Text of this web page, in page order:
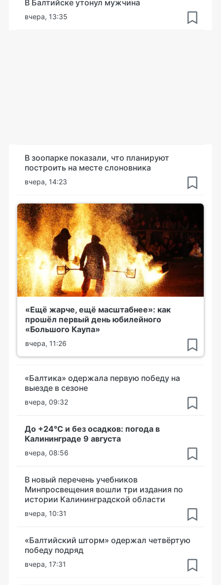
В Балтийске утонул мужчина
вчера, 13:35
В зоопарке показали, что планируют
построить на месте слоновника
вчера, 14:23
«Ещё жарче, ещё масштабнее»: как
прошёл первый день юбилейного
«Большого Каупа»
вчера, 11:26
«Балтика» одержала первую победу на
выезде в сезоне
вчера, 09:32
До +24°С и без осадков: погода в
Калининграде 9 августа
вчера, 08:56
В новый перечень учебников
Минпросвещения вошли три издания по
истории Калининградской области
вчера, 10:31
«Балтийский шторм» одержал четвёртую
победу подряд
вчера, 17:31